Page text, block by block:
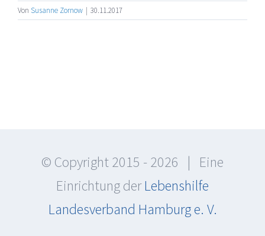
Von Susanne Zornow | 30.11.2017
© Copyright 2015 -2026 | Eine
Einrichtung derLebenshilfe
Landesverband Hamburg e. V.